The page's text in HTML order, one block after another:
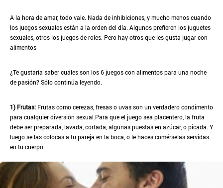
A la hora de amar, todo vale. Nada de inhibiciones, y mucho menos cuando
los juegos sexuales están a la orden del día. Algunos prefieren los juguetes
sexuales, otros los juegos de roles. Pero hay otros que les gusta jugar con
alimentos
¿Te gustaría saber cuáles son los 6 juegos con alimentos para una noche
de pasión? Sólo continúa leyendo.
1) Frutas: Frutas como cerezas, fresas o uvas son un verdadero condimento
para cualquier diversión sexual.Para que el juego sea placentero, la fruta
debe ser preparada, lavada, cortada, algunas puestas en azúcar, o picada. Y
luego se las colocas a tu pareja en la boca, o le haces comérselas servidas
en tu cuerpo.